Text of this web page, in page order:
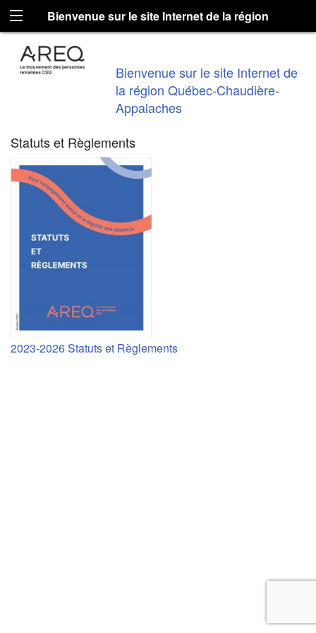
Bienvenue sur le site Internet de la région
Québec-Chaudière-Appalaches
Bienvenue sur le site Internet de
la région Québec-Chaudière-
Appalaches
Statuts et Règlements
2023-2026 Statuts et Règlements